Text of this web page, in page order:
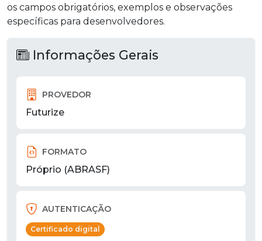
os campos obrigatórios, exemplos e observações
específicas para desenvolvedores.
Informações Gerais
PROVEDOR
Futurize
FORMATO
Próprio (ABRASF)
AUTENTICAÇÃO
Certificado digital